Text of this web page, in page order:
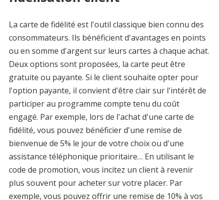
La carte de fidélité est l'outil classique bien connu des
consommateurs. Ils bénéficient d'avantages en points
ou en somme d'argent sur leurs cartes à chaque achat.
Deux options sont proposées, la carte peut être
gratuite ou payante. Si le client souhaite opter pour
l'option payante, il convient d'être clair sur l'intérêt de
participer au programme compte tenu du coût
engagé. Par exemple, lors de l'achat d'une carte de
fidélité, vous pouvez bénéficier d'une remise de
bienvenue de 5% le jour de votre choix ou d'une
assistance téléphonique prioritaire… En utilisant le
code de promotion, vous incitez un client à revenir
plus souvent pour acheter sur votre placer. Par
exemple, vous pouvez offrir une remise de 10% à vos